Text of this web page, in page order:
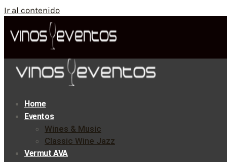
Ir al contenido
Home
Eventos
Wines & Music
Classic Wine Jazz
Vermut AVA